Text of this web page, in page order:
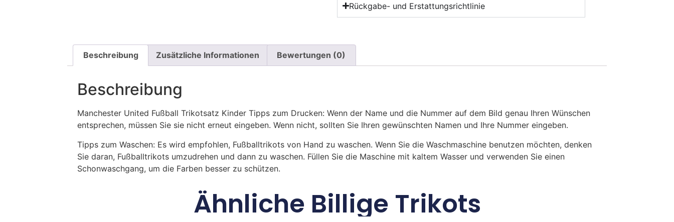
Rückgabe- und Erstattungsrichtlinie
Beschreibung Zusätzliche Informationen Bewertungen (0)
Beschreibung
Manchester United Fußball Trikotsatz Kinder Tipps zum Drucken: Wenn der Name und die Nummer auf dem Bild genau Ihren Wünschen
entsprechen, müssen Sie sie nicht erneut eingeben. Wenn nicht, sollten Sie Ihren gewünschten Namen und Ihre Nummer eingeben.
Tipps zum Waschen: Es wird empfohlen, Fußballtrikots von Hand zu waschen. Wenn Sie die Waschmaschine benutzen möchten, denken
Sie daran, Fußballtrikots umzudrehen und dann zu waschen. Füllen Sie die Maschine mit kaltem Wasser und verwenden Sie einen
Schonwaschgang, um die Farben besser zu schützen.
Ähnliche Billige Trikots